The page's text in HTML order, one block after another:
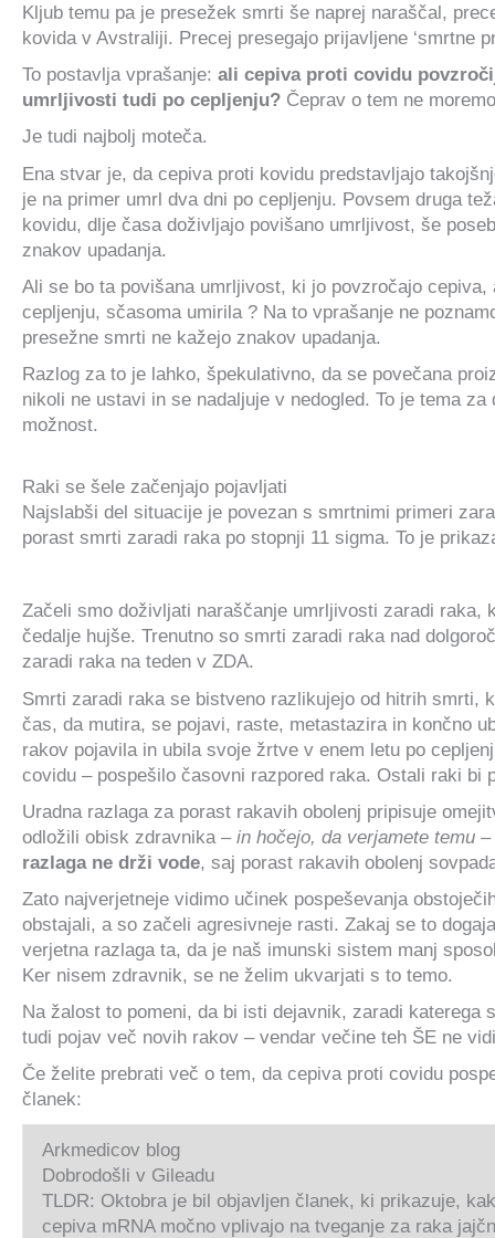
Kljub temu pa je presežek smrti še naprej naraščal,
kovida v Avstraliji. Precej presegajo prijavljene ‘smrtne
To postavlja vprašanje: ali cepiva proti covidu
umrljivosti tudi po cepljenju? Čeprav o tem ne
Je tudi najbolj moteča.
Ena stvar je, da cepiva proti kovidu predstavljajo
je na primer umrl dva dni po cepljenju. Povsem druga
kovidu, dlje časa doživljajo povišano umrljivost, še
znakov upadanja.
Ali se bo ta povišana umrljivost, ki jo povzročajo cepiva,
cepljenju, sčasoma umirila ? Na to vprašanje ne
presežne smrti ne kažejo znakov upadanja.
Razlog za to je lahko, špekulativno, da se povečana
nikoli ne ustavi in ​​se nadaljuje v nedogled. To je tema
možnost.
Raki se šele začenjajo pojavljati
Najslabši del situacije je povezan s smrtnimi primeri
porast smrti zaradi raka po stopnji 11 sigma. To je
Začeli smo doživljati naraščanje umrljivosti zaradi raka,
čedalje hujše. Trenutno so smrti zaradi raka nad
zaradi raka na teden v ZDA.
Smrti zaradi raka se bistveno razlikujejo od hitrih smrti,
čas, da mutira, se pojavi, raste, metastazira in končno
rakov pojavila in ubila svoje žrtve v enem letu po
covidu – pospešilo časovni razpored raka. Ostali raki bi
Uradna razlaga za porast rakavih obolenj pripisuje
odložili obisk zdravnika – in hočejo, da verjamete temu –
razlaga ne drži vode, saj porast rakavih obolenj
Zato najverjetneje vidimo učinek pospeševanja
obstajali, a so začeli agresivneje rasti. Zakaj se to
verjetna razlaga ta, da je naš imunski sistem manj
Ker nisem zdravnik, se ne želim ukvarjati s to temo.
Na žalost to pomeni, da bi isti dejavnik, zaradi
tudi pojav več novih rakov – vendar večine teh ŠE ne
Če želite prebrati več o tem, da cepiva proti covidu
članek:
Arkmedicov blog
Dobrodošli v Gileadu
TLDR: Oktobra je bil objavljen članek, ki prikazuje,
cepiva mRNA močno vplivajo na tveganje za raka